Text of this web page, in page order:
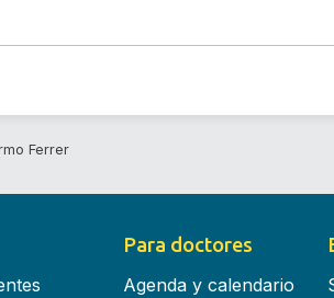
Ferrer
Para doctores
Agenda y calendario